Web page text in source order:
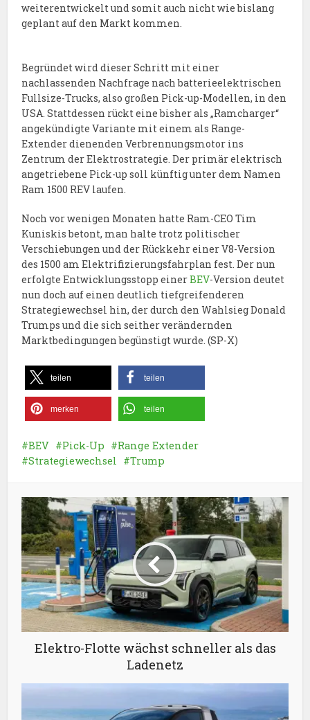
weiterentwickelt und somit auch nicht wie bislang
geplant auf den Markt kommen.
Begründet wird dieser Schritt mit einer
nachlassenden Nachfrage nach batterieelektrischen
Fullsize-Trucks, also großen Pick-up-Modellen, in den
USA. Stattdessen rückt eine bisher als „Ramcharger“
angekündigte Variante mit einem als Range-
Extender dienenden Verbrennungsmotor ins
Zentrum der Elektrostrategie. Der primär elektrisch
angetriebene Pick-up soll künftig unter dem Namen
Ram 1500 REV laufen.
Noch vor wenigen Monaten hatte Ram-CEO Tim
Kuniskis betont, man halte trotz politischer
Verschiebungen und der Rückkehr einer V8-Version
des 1500 am Elektrifizierungsfahrplan fest. Der nun
erfolgte Entwicklungsstopp einerBEV-Version deutet
nun doch auf einen deutlich tiefgreifenderen
Strategiewechsel hin, der durch den Wahlsieg Donald
Trumps und die sich seither verändernden
Marktbedingungen begünstigt wurde. (SP-X)
teilen teilen
merken teilen
BEV Pick-Up
Range Extender
Strategiewechsel
Trump
Elektro-Flotte wächst schneller als das
Ladenetz